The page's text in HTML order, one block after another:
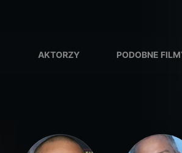
AKTORZY PODOBNE